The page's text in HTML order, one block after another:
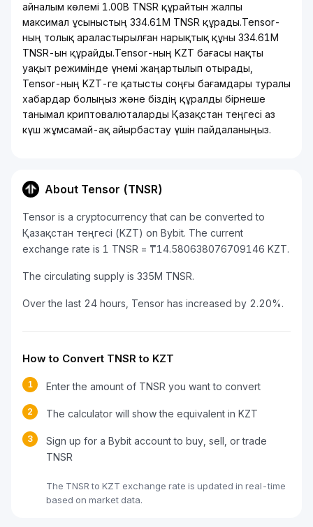
айналым көлемі 1.00B TNSR құрайтын жалпы
максимал ұсыныстың 334.61M TNSR құрады.Tensor-
ның толық араластырылған нарықтық құны 334.61M
TNSR-ын құрайды.Tensor-ның KZT бағасы нақты
уақыт режимінде үнемі жаңартылып отырады,
Tensor-ның KZT-ге қатысты соңғы бағамдары туралы
хабардар болыңыз және біздің құралды бірнеше
танымал криптовалюталарды Қазақстан теңгесі аз
күш жұмсамай-ақ айырбастау үшін пайдаланыңыз.
About Tensor (TNSR)
Tensor is a cryptocurrency that can be converted to
Қазақстан теңгесі (KZT) on Bybit. The current
exchange rate is 1 TNSR = ₸14.580638076709146 KZT.
The circulating supply is 335M TNSR.
Over the last 24 hours, Tensor has increased by 2.20%.
How to Convert TNSR to KZT
1 Enter the amount of TNSR you want to convert
2 The calculator will show the equivalent in KZT
3
Sign up for a Bybit account to buy, sell, or trade
TNSR
The TNSR to KZT exchange rate is updated in real-time
based on market data.